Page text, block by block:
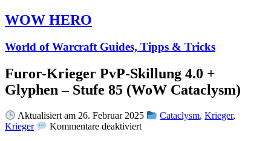
WOW HERO
World of Warcraft Guides, Tipps & Tricks
Furor-Krieger PvP-Skillung 4.0 +
Glyphen – Stufe 85 (WoW Cataclysm)
Aktualisiert am 26. Februar 2025 Cataclysm,Krieger,
Krieger
Kommentare deaktiviertfür